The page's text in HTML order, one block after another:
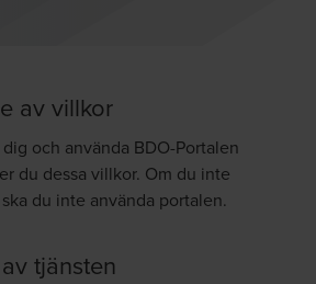
av villkor
och använda BDO-Portalen
du dessa villkor. Om du inte
du inte använda portalen.
tjänsten